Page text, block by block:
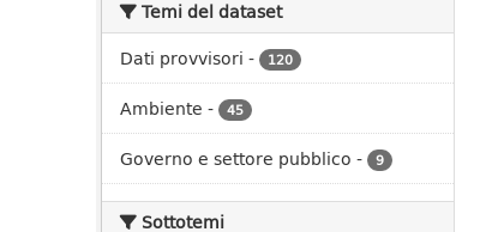
Temi del dataset
Dati provvisori - 120
Ambiente - 45
Governo e settore pubblico - 9
Sottotemi